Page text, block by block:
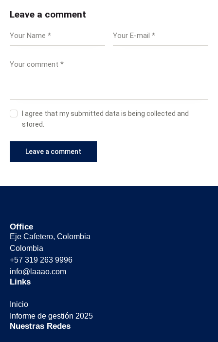
Leave a comment
I agree that my submitted data is being collected and
stored.
Office
Eje Cafetero, Colombia
Colombia
+57 319 263 9996
info@laaao.com
Links
Inicio
Informe de gestión 2025
Nuestras Redes